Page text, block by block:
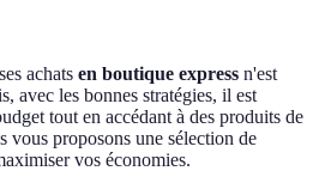
achats en boutique express n'est
avec les bonnes stratégies, il est
tout en accédant à des produits de
vous proposons une sélection de
vos économies.